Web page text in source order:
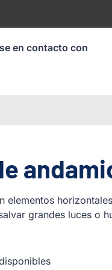
en contacto con
elementos
grandes luces o